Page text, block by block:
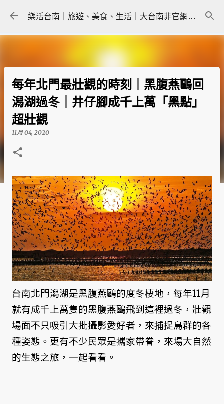
跳到主要內容 樂活台南｜旅遊、美食、生活｜大台南非官網｜tainanlohas.cc
每年北門最壯觀的時刻｜黑腹燕鷗回
潟湖過冬｜井仔腳成千上萬「黑點」
超壯觀
11月 04, 2020
台南北門潟湖是黑腹燕鷗的度冬棲地，每年11月
就有成千上萬隻的黑腹燕鷗飛到這裡過冬，壯觀
場面不只吸引大批攝影愛好者，來捕捉鳥群的各
種姿態。更有不少民眾是攜家帶眷，來場大自然
的生態之旅，一起看看。